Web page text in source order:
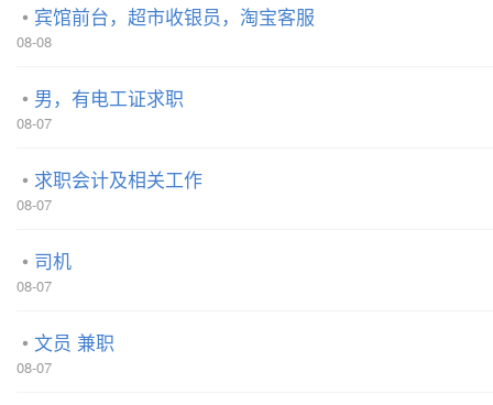
宾馆前台，超市收银员，淘宝客服
08-08
男，有电工证求职
08-07
求职会计及相关工作
08-07
司机
08-07
文员 兼职
08-07